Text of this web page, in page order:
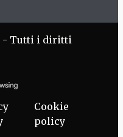
- Tutti i diritti
Cookie
policy